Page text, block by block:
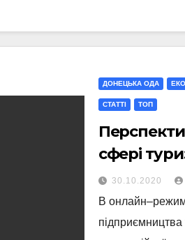
ДОНЕЦЬКА ОДА
СТАТТI ТОП
сфері
онлайн-
30.10.2020
В
підприємництва